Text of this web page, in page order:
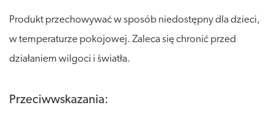
Produkt przechowywać w sposób niedostępny dla dzieci,
w temperaturze pokojowej. Zaleca się chronić przed
działaniem wilgoci i światła.
Przeciwwskazania: